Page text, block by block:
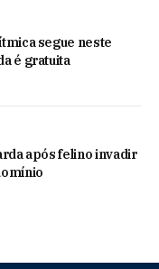
segue neste
é gratuita
após felino invadir